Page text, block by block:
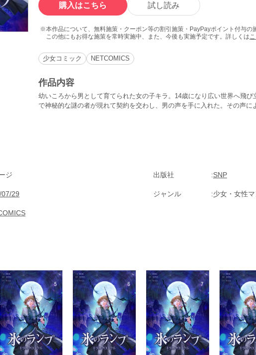
購入はこちら 試し読み
本作品について、無料施策・クーポン等の割引施策・PayPayポイント付与の
この他にもお得な施策を常時実施中、また、今後も実施予定です。詳しくは
少女コミック NETCOMICS
作品内容
幼いころから男として育てられた女の子キラ。14歳になり広い世界へ飛
で神秘的な謎の者が現れて契約を交わし、男の声を手に入れた。その声に
ちのゲームでありキラは道具の一つに過ぎない。いくら特別な力と才能が
ジ 出版社 SNP
29 ジャンル 少女・女性